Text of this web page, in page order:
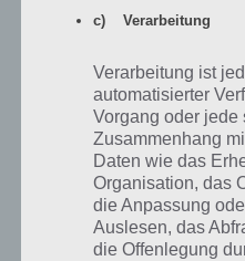
abspielen kannst.
auf deinem Gerät anschauen zu
jede Menge Funktionen und
Besitzt du also ein Apple Gerät
App Store unter folgedem Link
kostenlos downloaden magst:
c) Verarbeitung
Verarbeitung ist
automatisierter
Vorgang oder jede
Zusammenhang
Daten wie das
Organisation, das
die Anpassung
Auslesen, das
die Offenlegung